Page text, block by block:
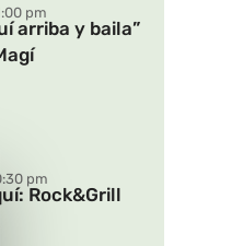
pm
arriba y baila”
pm
Rock&Grill